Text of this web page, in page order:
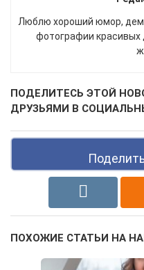
Люблю хороший юмор,
фотографии красивых
ПОДЕЛИТЕСЬ ЭТОЙ
ДРУЗЬЯМИ В
ПОХОЖИЕ СТАТЬИ НА